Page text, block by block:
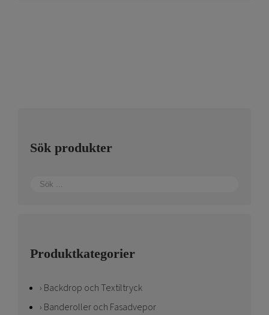
Sök produkter
Produktkategorier
Backdrop och Textiltryck
Banderoller och Fasadvepor